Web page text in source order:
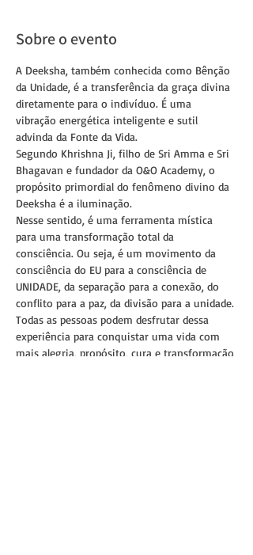
Sobre o evento
A Deeksha, também conhecida como Bênção
da Unidade, é a transferência da graça divina
diretamente para o indivíduo. É uma
vibração energética inteligente e sutil
advinda da Fonte da Vida.
Segundo Khrishna Ji, filho de Sri Amma e Sri
Bhagavan e fundador da O&O Academy, o
propósito primordial do fenômeno divino da
Deeksha é a iluminação.
Nesse sentido, é uma ferramenta mística
para uma transformação total da
consciência. Ou seja, é um movimento da
consciência do EU para a consciência de
UNIDADE, da separação para a conexão, do
conflito para a paz, da divisão para a unidade.
Todas as pessoas podem desfrutar dessa
experiência para conquistar uma vida com
mais alegria, propósito, cura e transformação